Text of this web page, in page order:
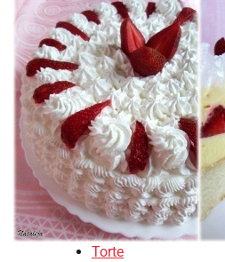
Torte